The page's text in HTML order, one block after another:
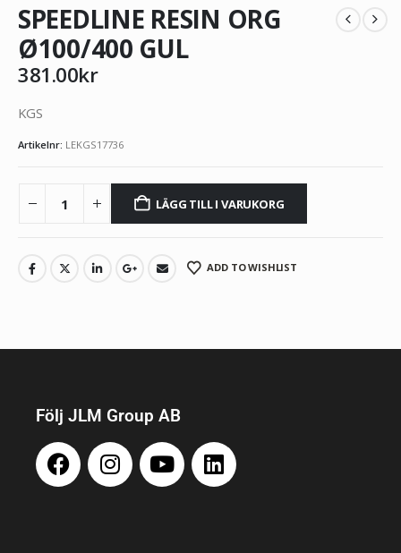
SPEEDLINE RESIN ORG
Ø100/400 GUL
381.00kr
KGS
Artikelnr: LEKGS17736
LÄGG TILL I VARUKORG
ADD TO WISHLIST
Följ JLM Group AB